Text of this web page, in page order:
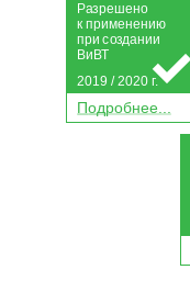
Подробнее...
Разрешено
к применению
присоздании
Ви ВТ
2019 / 2020 г.